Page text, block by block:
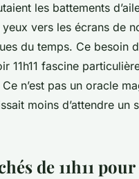
les battements
vers les écrans de
du temps. Ce besoin
11h11 fascine
n’est pas un oracle
moins d’attendre
de 11h11